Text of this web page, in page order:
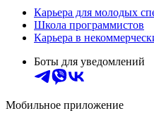
Карьера для молодых
Школа программистов
Карьера в
Боты для уведомлений
Мобильное приложение